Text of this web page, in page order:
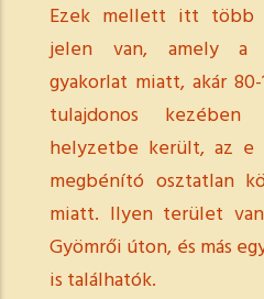
Ezek mellett itt több
jelen van, amely a
gyakorlat miatt, akár
tulajdonos kezében
helyzetbe került, az
megbénító osztatlan
miatt. Ilyen terület
Gyömrői úton, és más
is találhatók.